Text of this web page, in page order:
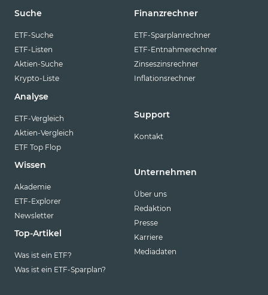
Suche
ETF-Suche
ETF-Listen
Aktien-Suche
Krypto-Liste
Analyse
ETF-Vergleich
Aktien-Vergleich
ETF Top Flop
Wissen
Akademie
ETF-Explorer
Newsletter
Top-Artikel
Was ist ein ETF?
Was ist ein ETF-Sparplan?
Finanzrechner
ETF-Sparplanrechner
ETF-Entnahmerechner
Zinseszinsrechner
Inflationsrechner
Support
Kontakt
Unternehmen
Über uns
Redaktion
Presse
Karriere
Mediadaten